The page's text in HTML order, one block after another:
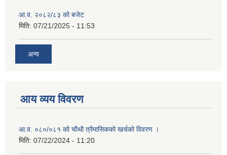
आ.व. २०८२/८३ को बजेट
मिति: 07/21/2025 - 11:53
अन्य
आय व्यय विवरण
आ.व. ०८०/०८१ को चाैथाै त्रैमासिकको खर्चको विवरण ।
मिति: 07/22/2024 - 11:20